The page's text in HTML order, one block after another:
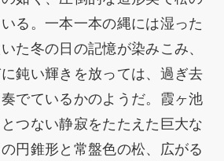
る。一本一本の縄には湿った
た冬の日の記憶が染みこみ、
鈍い輝きを放っては、過ぎ去
でているかのようだ。霞ヶ池
つない静寂をたたえた巨大な
円錐形と常盤色の松、広がる